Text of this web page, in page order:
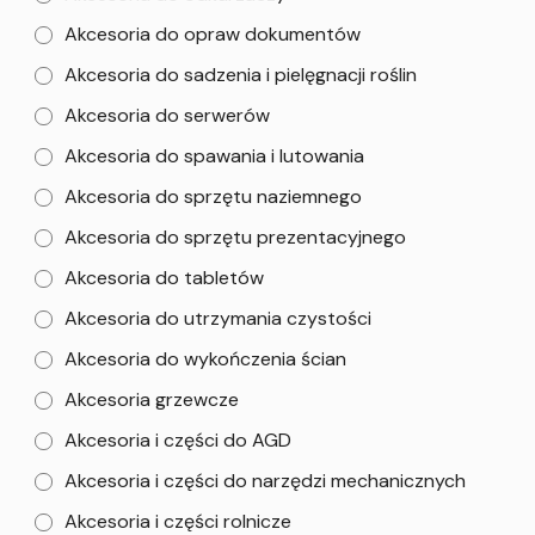
Akcesoria do opraw dokumentów
Akcesoria do sadzenia i pielęgnacji roślin
Akcesoria do serwerów
Akcesoria do spawania i lutowania
Akcesoria do sprzętu naziemnego
Akcesoria do sprzętu prezentacyjnego
Akcesoria do tabletów
Akcesoria do utrzymania czystości
Akcesoria do wykończenia ścian
Akcesoria grzewcze
Akcesoria i części do AGD
Akcesoria i części do narzędzi mechanicznych
Akcesoria i części rolnicze